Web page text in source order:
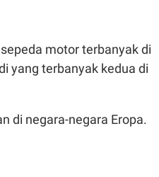
motor terbanyak di
yang terbanyak kedua di
di negara-negara Eropa.